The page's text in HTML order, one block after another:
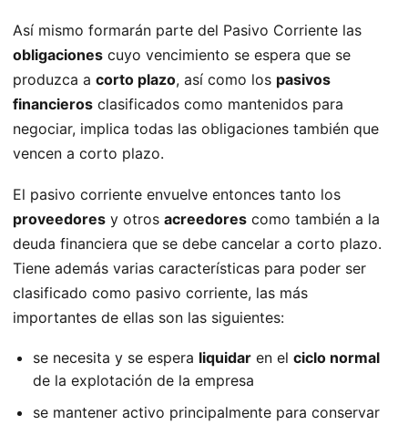
Así mismo formarán parte del Pasivo Corriente las
obligaciones cuyo vencimiento se espera que se
produzca a corto plazo, así como los pasivos
financieros clasificados como mantenidos para
negociar, implica todas las obligaciones también que
vencen a corto plazo.
El pasivo corriente envuelve entonces tanto los
proveedores y otros acreedores como también a la
deuda financiera que se debe cancelar a corto plazo.
Tiene además varias características para poder ser
clasificado como pasivo corriente, las más
importantes de ellas son las siguientes:
se necesita y se espera liquidar en el ciclo normal
de la explotación de la empresa
se mantener activo principalmente para conservar